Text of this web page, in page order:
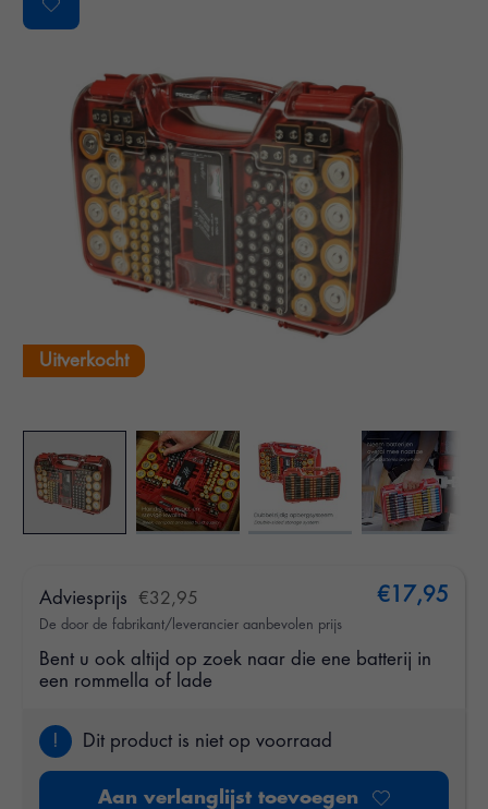
Uitverkocht
Adviesprijs €32,95
De door de fabrikant/leverancier aanbevolen prijs
€17,95
Bent u ook altijd op zoek naar die ene batterij in
een rommella of lade
! Dit product is niet op voorraad
Aan verlanglijst toevoegen